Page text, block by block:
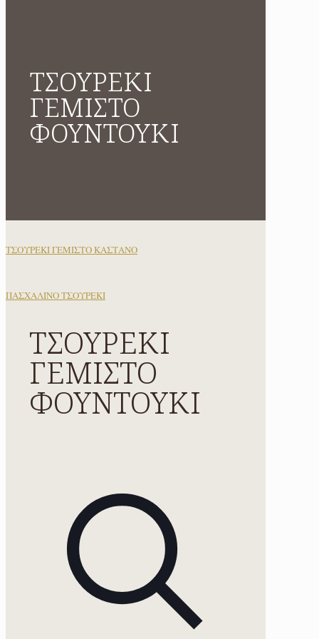
ΤΣΟΥΡΕΚΙ
ΓΕΜΙΣΤΟ
ΦΟΥΝΤΟΥΚΙ
ΤΣΟΥΡΕΚΙ ΓΕΜΙΣΤΟ ΚΑΣΤΑΝΟ
ΠΑΣΧΑΛΙΝΟ ΤΣΟΥΡΕΚΙ
ΤΣΟΥΡΕΚΙ
ΓΕΜΙΣΤΟ
ΦΟΥΝΤΟΥΚΙ